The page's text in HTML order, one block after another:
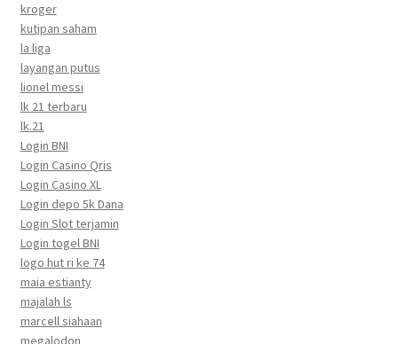
kroger
kutipan saham
la liga
layangan putus
lionel messi
lk 21 terbaru
lk.21
Login BNI
Login Casino Qris
Login Casino XL
Login depo 5k Dana
Login Slot terjamin
Login togel BNI
logo hut ri ke 74
maia estianty
majalah ls
marcell siahaan
megalodon